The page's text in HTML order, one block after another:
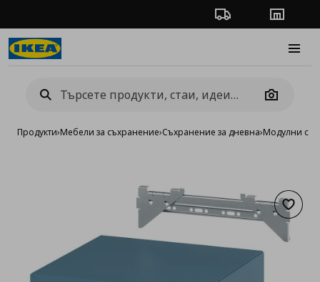
Проследяване на
Camera
Продукти›Мебели за съхранение›Съхранение за дневна›Модулни